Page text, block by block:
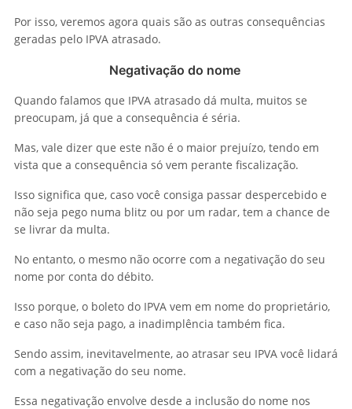
Por isso, veremos agora quais são as outras consequências
geradas pelo IPVA atrasado.
Negativação do nome
Quando falamos que IPVA atrasado dá multa, muitos se
preocupam, já que a consequência é séria.
Mas, vale dizer que este não é o maior prejuízo, tendo em
vista que a consequência só vem perante fiscalização.
Isso significa que, caso você consiga passar despercebido e
não seja pego numa blitz ou por um radar, tem a chance de
se livrar da multa.
No entanto, o mesmo não ocorre com a negativação do seu
nome por conta do débito.
Isso porque, o boleto do IPVA vem em nome do proprietário,
e caso não seja pago, a inadimplência também fica.
Sendo assim, inevitavelmente, ao atrasar seu IPVA você lidará
com a negativação do seu nome.
Essa negativação envolve desde a inclusão do nome nos